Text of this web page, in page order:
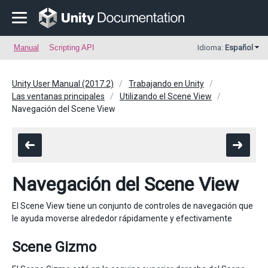
Manual Scripting API Idioma: Español
Unity User Manual (2017.2)
Trabajando en Unity
Las ventanas principales
Utilizando el Scene View
Navegación del Scene View
Navegación del Scene View
El Scene View tiene un conjunto de controles de navegación que
le ayuda moverse alrededor rápidamente y efectivamente
Scene Gizmo